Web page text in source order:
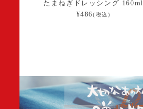
たまねぎドレッシング 160ml
¥486(税込)